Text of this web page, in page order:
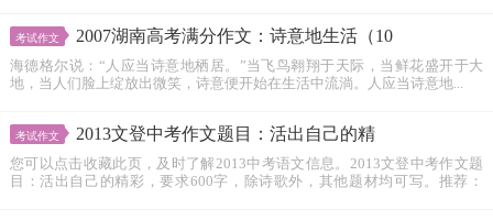
考试作文 2007湖南高考满分作文：诗意地生活（10
海德格尔说：“人应当诗意地栖居。”当飞鸟翱翔于天际，当鲜花盛开于大
地，当人们脸上绽放出微笑，诗意便开始在生活中流淌。人应当诗意地...
考试作文 2013文登中考作文题目：活出自己的精
您可以点击收藏此页，及时了解2013中考语文信息。2013文登中考作文题
目：活出自己的精彩，要求600字，除诗歌外，其他题材均可写。推荐：